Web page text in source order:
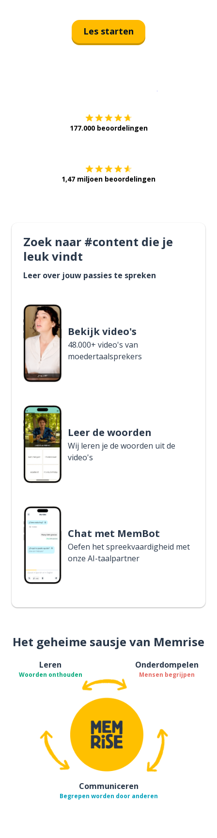
Les starten
177.000 beoordelingen
1,47 miljoen beoordelingen
Zoek naar #content die je
leuk vindt
Leer over jouw passies te spreken
Bekijk video's
48.000+ video's van
moedertaalsprekers
Leer de woorden
Wij leren je de woorden uit de
video's
Chat met MemBot
Oefen het spreekvaardigheid met
onze AI-taalpartner
Het geheime sausje van Memrise
Leren
Woorden onthouden
Onderdompelen
Mensen begrijpen
Communiceren
Begrepen worden door anderen